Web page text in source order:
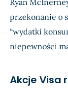
Ryan
przekonanie o
“wydatki
niepewności
Akcje Visa